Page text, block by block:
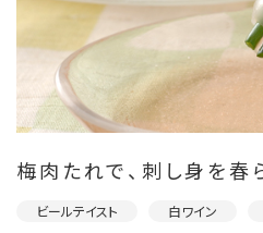
梅肉たれで、刺し身を春
ビールテイスト 白ワイン